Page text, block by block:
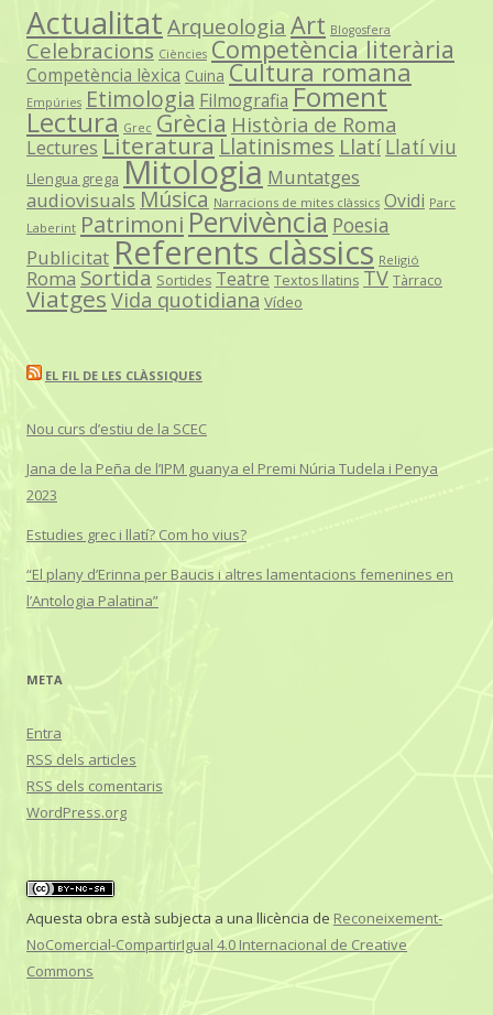
ActualitatArqueologia Art Blogosfera
Celebracions Ciències Competència literària
Competència lèxica Cuina Cultura romana
Empúries Etimologia Filmografia Foment
Lectura Grec Grècia Història de Roma
Lectures LiteraturaLlatinismes Llatí Llatí viu
Llengua grega Mitologia Muntatges
audiovisuals Música Narracions de mites clàssics Ovidi Parc
Laberint PatrimoniPervivència Poesia
PublicitatReferents clàssics Religió
Roma Sortida Sortides Teatre Textos llatins TV Tàrraco
ViatgesVida quotidiana Vídeo
EL FIL DE LES CLÀSSIQUES
Nou curs d’estiu de la SCEC
Jana de la Peña de l’IPM guanya el Premi Núria Tudela i Penya
2023
Estudies grec i llatí? Com ho vius?
“El plany d’Erinna per Baucis i altres lamentacions femenines en
l’Antologia Palatina”
META
Entra
RSS dels articles
RSS dels comentaris
WordPress.org
Aquesta obra està subjecta a una llicència de Reconeixement-
NoComercial-CompartirIgual 4.0 Internacional de Creative
Commons